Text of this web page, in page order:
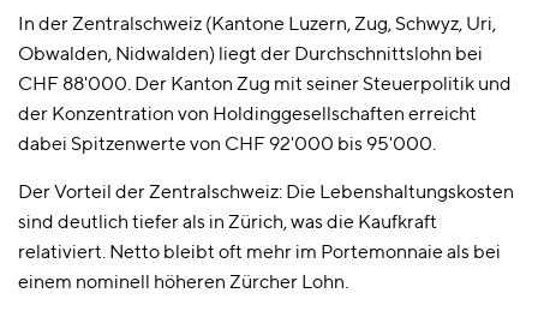
In der Zentralschweiz (Kantone Luzern, Zug, Schwyz, Uri,
Obwalden, Nidwalden) liegt der Durchschnittslohn bei
CHF 88'000. Der Kanton Zug mit seiner Steuerpolitik und
der Konzentration von Holdinggesellschaften erreicht
dabei Spitzenwerte von CHF 92'000 bis 95'000.
Der Vorteil der Zentralschweiz: Die Lebenshaltungskosten
sind deutlich tiefer als in Zürich, was die Kaufkraft
relativiert. Netto bleibt oft mehr im Portemonnaie als bei
einem nominell höheren Zürcher Lohn.